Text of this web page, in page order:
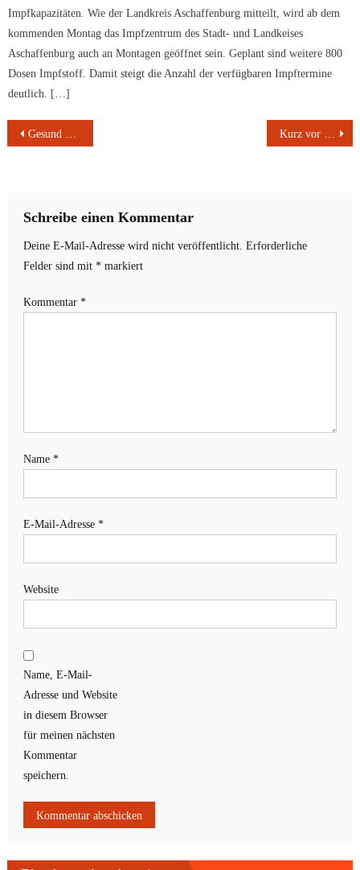
Impfkapazitäten. Wie der Landkreis Aschaffenburg mitteilt, wird ab dem
kommenden Montag das Impfzentrum des Stadt- und Landkeises
Aschaffenburg auch an Montagen geöffnet sein. Geplant sind weitere 800
Dosen Impfstoff. Damit steigt die Anzahl der verfügbaren Impftermine
deutlich. […]
Beitragsnavigation
Gesund oder schädlich – die weiße Haut von Zitrusfrüchten
Schreibe einen Kommentar
Deine E-Mail-Adresse wird nicht veröffentlicht. Erforderliche
Felder sind mit *markiert
Kommentar *
Name *
E-Mail-Adresse *
Website
Name, E-Mail-
Adresse und Website
in diesem Browser
für meinen nächsten
Kommentar
speichern.